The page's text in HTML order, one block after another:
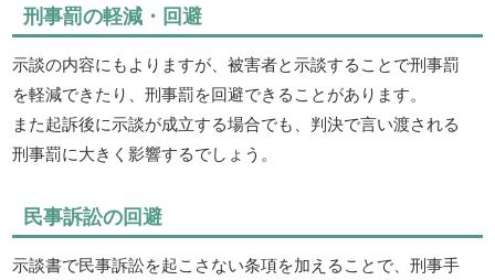
刑事罰の軽減・回避
示談の内容にもよりますが、被害者と示談することで刑事罰
を軽減できたり、刑事罰を回避できることがあります。
また起訴後に示談が成立する場合でも、判決で言い渡される
刑事罰に大きく影響するでしょう。
民事訴訟の回避
示談書で民事訴訟を起こさない条項を加えることで、刑事手